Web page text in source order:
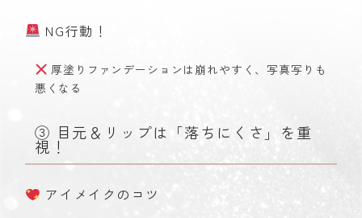
NG行動！
厚塗りファンデーションは崩れやすく、写真写りも
悪くなる
③ 目元＆リップは「落ちにくさ」を重
視！
アイメイクのコツ